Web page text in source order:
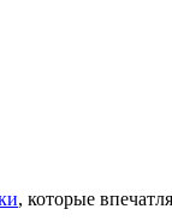
, которые